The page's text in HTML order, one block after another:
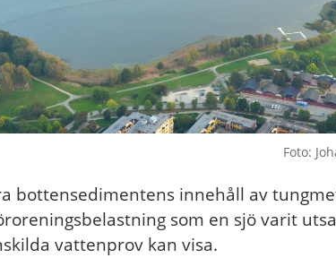
Foto:
bottensedimentens innehåll av
som en sjö varit
vattenprov kan visa.